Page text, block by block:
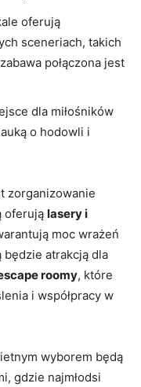
oferują
sceneriach, takich
połączona jest
dla miłośników
o hodowli i
zorganizowanie
oferują lasery i
moc wrażeń
atrakcją dla
roomy, które
i współpracy⁢ w
wyborem będą
gdzie najmłodsi